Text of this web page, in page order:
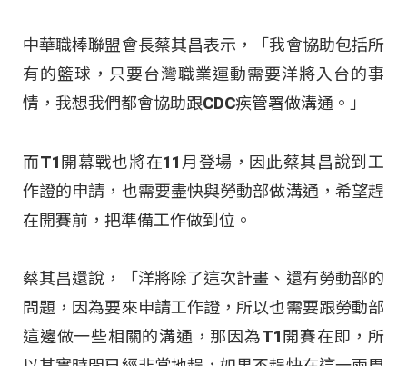
中華職棒聯盟會長蔡其昌表示，「我會協助包括所
有的籃球，只要台灣職業運動需要洋將入台的事
情，我想我們都會協助跟CDC疾管署做溝通。」
而T1開幕戰也將在11月登場，因此蔡其昌說到工
作證的申請，也需要盡快與勞動部做溝通，希望趕
在開賽前，把準備工作做到位。
蔡其昌還說，「洋將除了這次計畫、還有勞動部的
問題，因為要來申請工作證，所以也需要跟勞動部
這邊做一些相關的溝通，那因為T1開賽在即，所